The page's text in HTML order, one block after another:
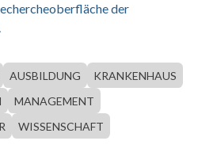
der
AUSBILDUNG
KRANKENHAUS
MANAGEMENT
WISSENSCHAFT